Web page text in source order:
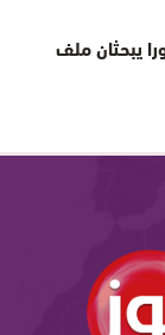
يبحثان ملف